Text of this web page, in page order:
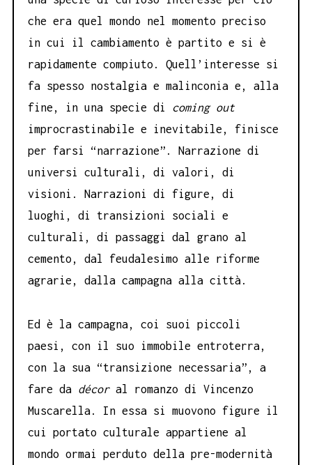
che era quel mondo nel momento preciso
in cui il cambiamento è partito e si è
rapidamente compiuto. Quell’interesse si
fa spesso nostalgia e malinconia e, alla
fine, in una specie di
coming out
improcrastinabile e inevitabile, finisce
per farsi “narrazione”. Narrazione di
universi culturali, di valori, di
visioni. Narrazioni di figure, di
luoghi, di transizioni sociali e
culturali, di passaggi dal grano al
cemento, dal feudalesimo alle riforme
agrarie, dalla campagna alla città.
Ed è la campagna, coi suoi piccoli
paesi, con il suo immobile entroterra,
con la sua “transizione necessaria”, a
fare da décoral romanzo di Vincenzo
Muscarella. In essa si muovono figure il
cui portato culturale appartiene al
mondo ormai perduto della pre-modernità